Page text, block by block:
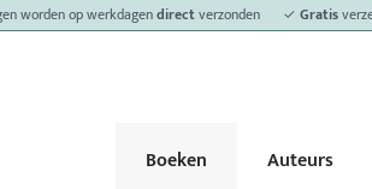
worden op werkdagendirectverzonden ✓ Gratis
Boeken Auteurs